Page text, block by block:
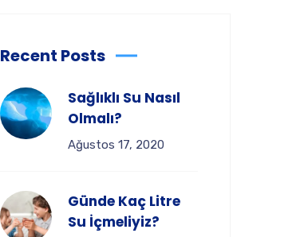
Recent Posts
Sağlıklı Su Nasıl
Olmalı?
Ağustos 17, 2020
Günde Kaç Litre
Su İçmeliyiz?